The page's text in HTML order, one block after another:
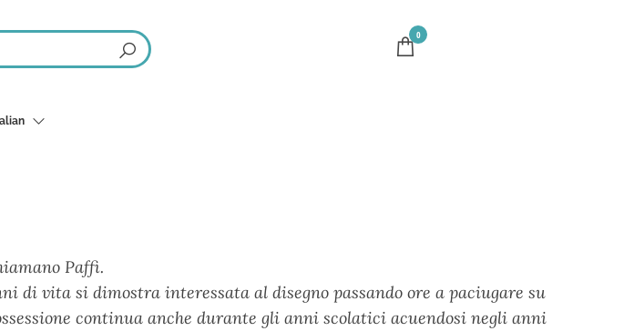
0
Paffi.
di vita si dimostra interessata al disegno passando ore a paciugare su
continua anche durante gli anni scolatici acuendosi negli anni